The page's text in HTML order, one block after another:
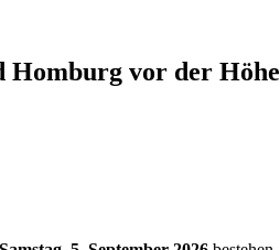
Homburg vor der Höhe